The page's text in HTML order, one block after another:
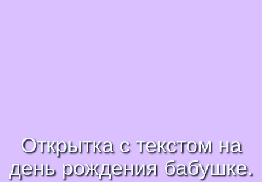
Открытка с текстом на
день рождения бабушке.